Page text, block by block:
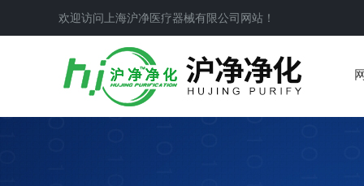
欢迎访问上海沪净医疗器械有限公司网站！